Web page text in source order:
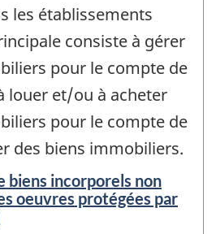
les établissements
consiste à gérer
pour le compte de
louer et/ou à acheter
pour le compte de
des biens immobiliers.
biens incorporels non
oeuvres protégées par